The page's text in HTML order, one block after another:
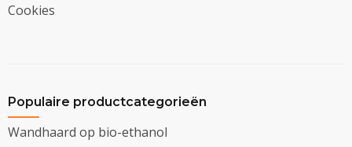
Cookies
Populaire productcategorieën
Wandhaard op bio-ethanol